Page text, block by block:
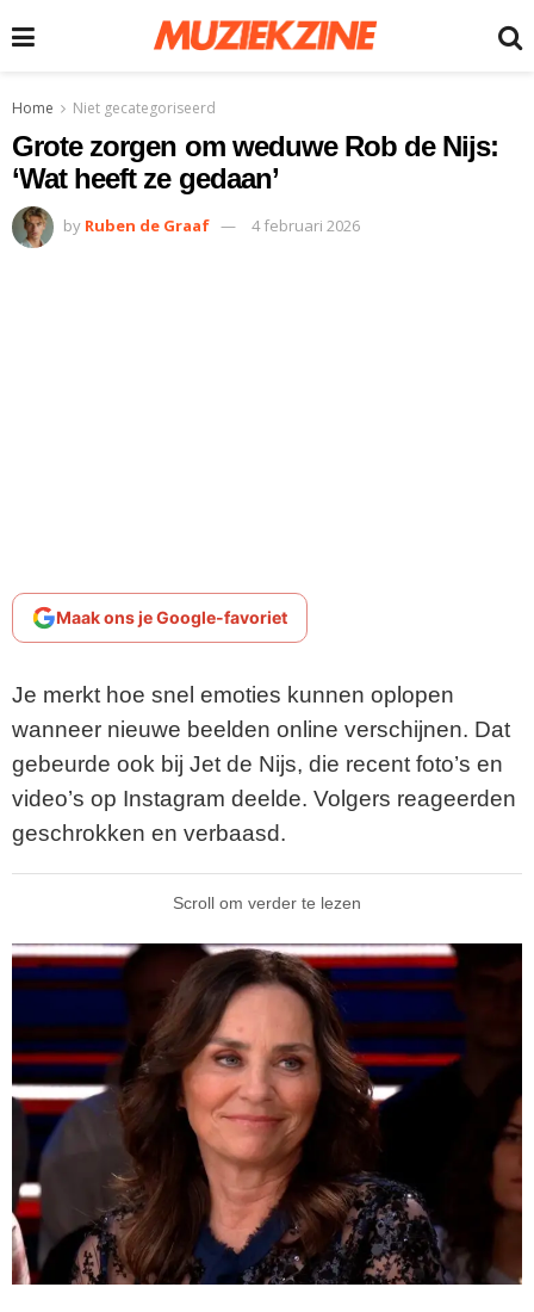
Home Niet gecategoriseerd
Grote zorgen om weduwe Rob de Nijs:
‘Wat heeft ze gedaan’
by Ruben de Graaf 4 februari 2026
Maak ons je Google-favoriet
Je merkt hoe snel emoties kunnen oplopen
wanneer nieuwe beelden online verschijnen. Dat
gebeurde ook bij Jet de Nijs, die recent foto’s en
video’s op Instagram deelde. Volgers reageerden
geschrokken en verbaasd.
Scroll om verder te lezen